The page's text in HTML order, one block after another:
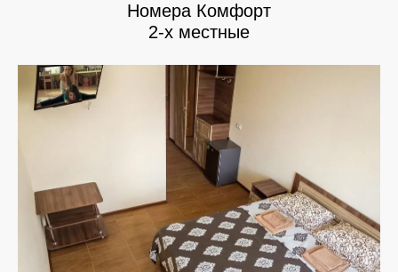
Номера Комфорт
2-х местные